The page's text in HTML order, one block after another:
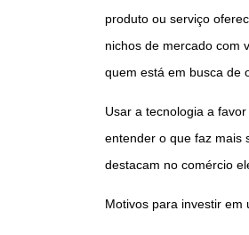
produto ou serviço
nichos de mercado com
quem está em busca de
Usar a tecnologia a
entender o que faz mais
destacam no comércio
Motivos para investir em